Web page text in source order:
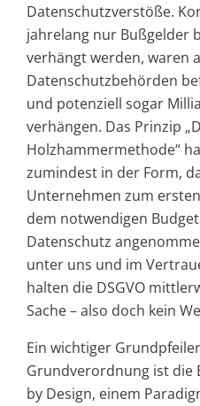
Datenschutzverstöße.
jahrelang nur Bußgelder
verhängt werden, waren
Datenschutzbehörden
und potenziell sogar
verhängen. Das Prinzip
Holzhammermethode“
zumindest in der Form,
Unternehmen zum
dem notwendigen
Datenschutz
unter uns und im
halten die DSGVO
Sache – also doch kein
Ein wichtiger
Grundverordnung ist die
by Design, einem